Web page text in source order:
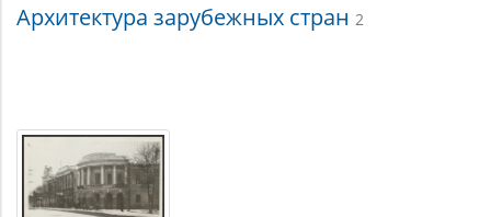
Архитектура зарубежных стран 2
Материалы
по
теме